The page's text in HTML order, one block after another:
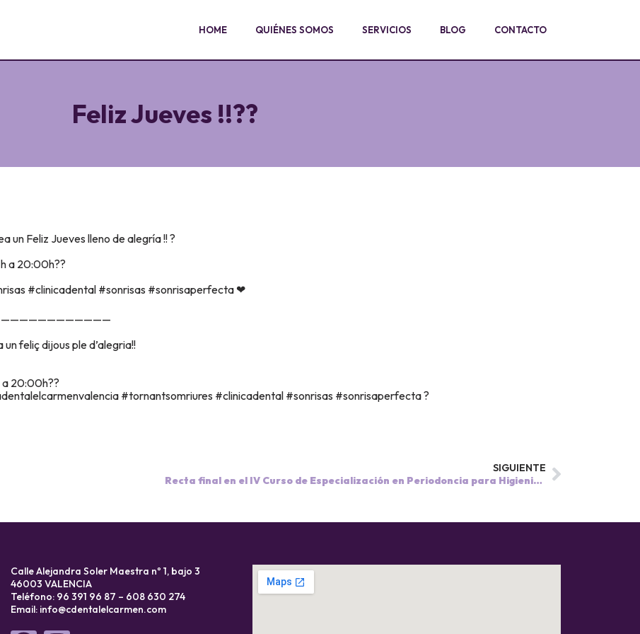
HOME QUIÉNES SOMOS SERVICIOS BLOG CONTACTO
Feliz Jueves !!??
un Feliz Jueves lleno de alegría !! ?
a 20:00h??
#clinicadental #sonrisas #sonrisaperfecta ❤
feliç dijous ple d’alegria!!
a 20:00h??
#tornantsomriures #clinicadental #sonrisas #sonrisaperfecta ?
SIGUIENTE
Recta final en el IV Curso de Especialización en Periodoncia para Higienistas Dentales!
Calle Alejandra Soler Maestra nº 1, bajo 3
46003 VALENCIA
Teléfono: 96 391 96 87 – 608 630 274
Email: info@cdentalelcarmen.com